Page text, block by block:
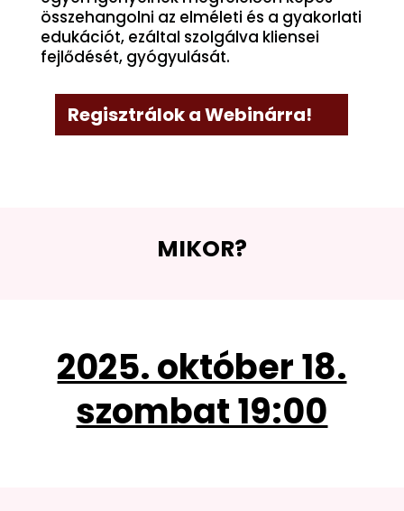
összehangolni az elméleti és a gyakorlati
edukációt, ezáltal szolgálva kliensei
fejlődését, gyógyulását.
Regisztrálok a Webinárra!
MIKOR?
2025. október 18.
szombat 19:00